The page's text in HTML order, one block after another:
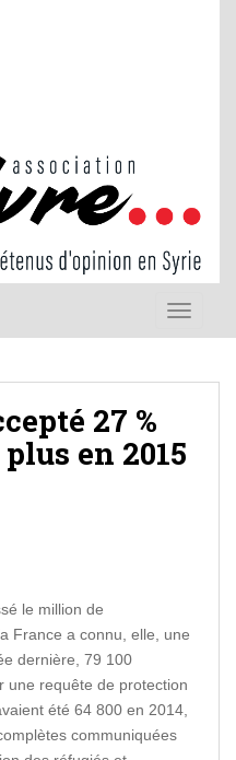
27 %
en 2015
le million de
France a connu, elle, une
dernière, 79 100
une requête de protection
été 64 800 en 2014,
communiquées